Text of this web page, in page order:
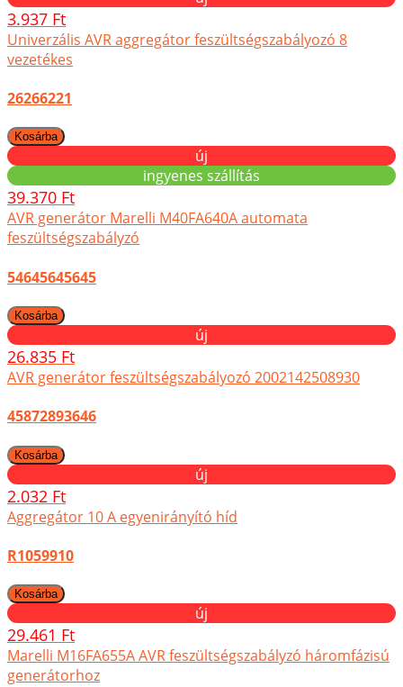
3.937 Ft
Univerzális AVR aggregátor feszültségszabályozó 8
vezetékes
26266221
új
ingyenes szállítás
39.370 Ft
AVR generátor Marelli M40FA640A automata
feszültségszabályzó
54645645645
új
26.835 Ft
AVR generátor feszültségszabályozó 2002142508930
45872893646
új
2.032 Ft
Aggregátor 10 A egyenirányító híd
R1059910
új
29.461 Ft
Marelli M16FA655A AVR feszültségszabályzó háromfázisú
generátorhoz